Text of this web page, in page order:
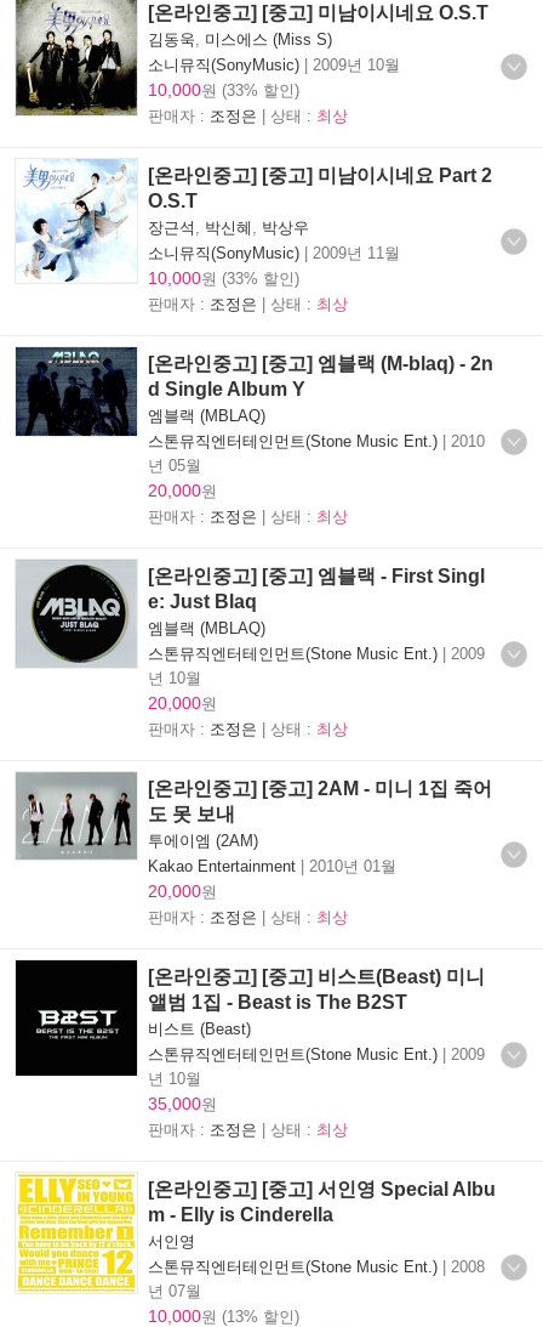
[온라인중고] [중고] 미남이시네요 O.S.T
김동욱
미스에스 (Miss S)
소니뮤직(SonyMusic) | 2009년 10월
10,000원 (33% 할인)
판매자 : 조정은 | 상태 : 최상
[온라인중고] [중고] 미남이시네요 Part 2
O.S.T
장근석 박신혜
박상우
소니뮤직(SonyMusic) | 2009년 11월
10,000원 (33% 할인)
판매자 : 조정은 | 상태 : 최상
[온라인중고] [중고] 엠블랙 (M-blaq) - 2n
d Single Album Y
엠블랙 (MBLAQ)
스톤뮤직엔터테인먼트(Stone Music Ent.) | 2010
년 05월
20,000원
판매자 : 조정은 | 상태 : 최상
[온라인중고] [중고] 엠블랙 - First Singl
e: Just Blaq
엠블랙 (MBLAQ)
스톤뮤직엔터테인먼트(Stone Music Ent.) | 2009
년 10월
20,000원
판매자 : 조정은 | 상태 : 최상
[온라인중고] [중고] 2AM - 미니 1집 죽어
도 못 보내
투에이엠 (2AM)
Kakao Entertainment | 2010년 01월
20,000원
판매자 : 조정은 | 상태 : 최상
[온라인중고] [중고] 비스트(Beast) 미니
앨범 1집 - Beast is The B2ST
비스트 (Beast)
스톤뮤직엔터테인먼트(Stone Music Ent.) | 2009
년 10월
35,000원
판매자 : 조정은 | 상태 : 최상
[온라인중고] [중고] 서인영 Special Albu
m - Elly is Cinderella
서인영
스톤뮤직엔터테인먼트(Stone Music Ent.) | 2008
년 07월
10,000원 (13% 할인)